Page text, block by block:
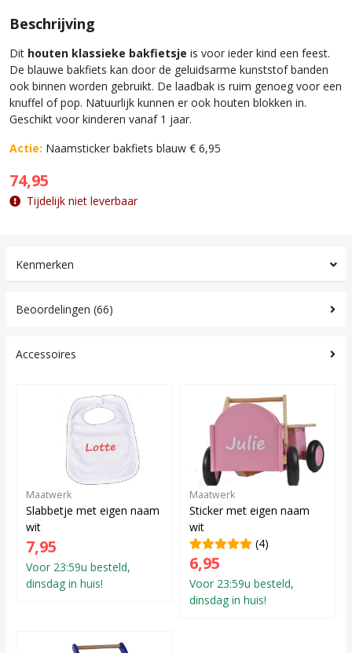
Beschrijving
Dit houten klassieke bakfietsje is voor ieder kind een feest.
De blauwe bakfiets kan door de geluidsarme kunststof banden
ook binnen worden gebruikt. De laadbak is ruim genoeg voor een
knuffel of pop. Natuurlijk kunnen er ook houten blokken in.
Geschikt voor kinderen vanaf 1 jaar.
Actie: Naamsticker bakfiets blauw € 6,95
74,95
Tijdelijk niet leverbaar
Kenmerken
Beoordelingen (66)
Accessoires
Maatwerk
Slabbetje met eigen naam
wit
7,95
Voor 23:59u besteld,
dinsdag in huis!
Maatwerk
Sticker met eigen naam
wit
(4)
6,95
Voor 23:59u besteld,
dinsdag in huis!